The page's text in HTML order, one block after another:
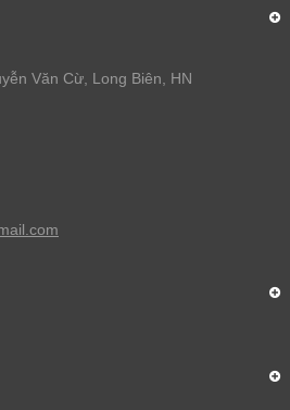
Văn Cừ, Long Biên, HN